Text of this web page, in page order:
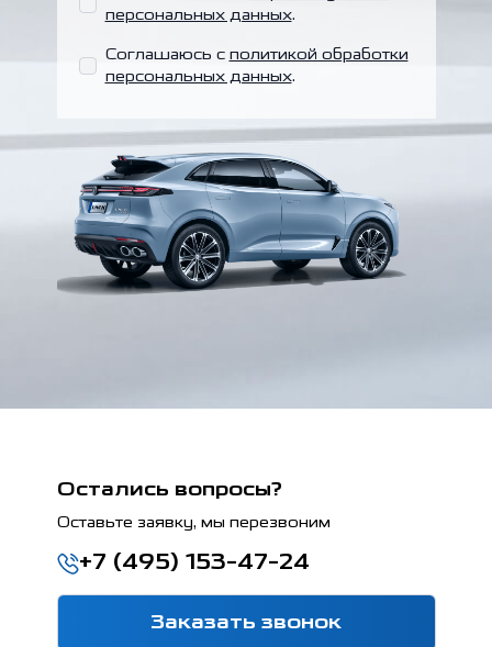
персональных данных.
Соглашаюсь с политикой обработки
персональных данных.
Остались вопросы?
Оставьте заявку, мы перезвоним
+7 (495) 153-47-24
Заказать звонок